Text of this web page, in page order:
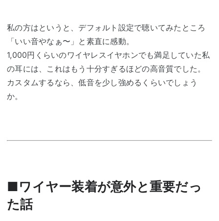
私の方はというと、デフォルト設定で聴いてみたところ
「いい音やなぁ〜」と素直に感動。
1,000円くらいのワイヤレスイヤホンでも満足していた私
の耳には、これはもう十分すぎるほどの高音質でした。
カスタムするなら、低音を少し強めるくらいでしょう
か。
■ワイヤー装着が意外と重要だっ
た話